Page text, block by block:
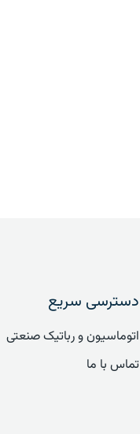
دسترسی سریع
اتوماسیون و رباتیک صنعتی
تماس با ما